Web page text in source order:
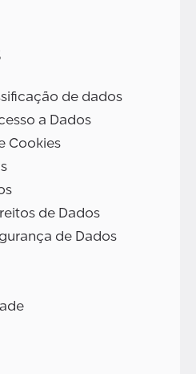
de dados
a Dados
Cookies
de Dados
de Dados